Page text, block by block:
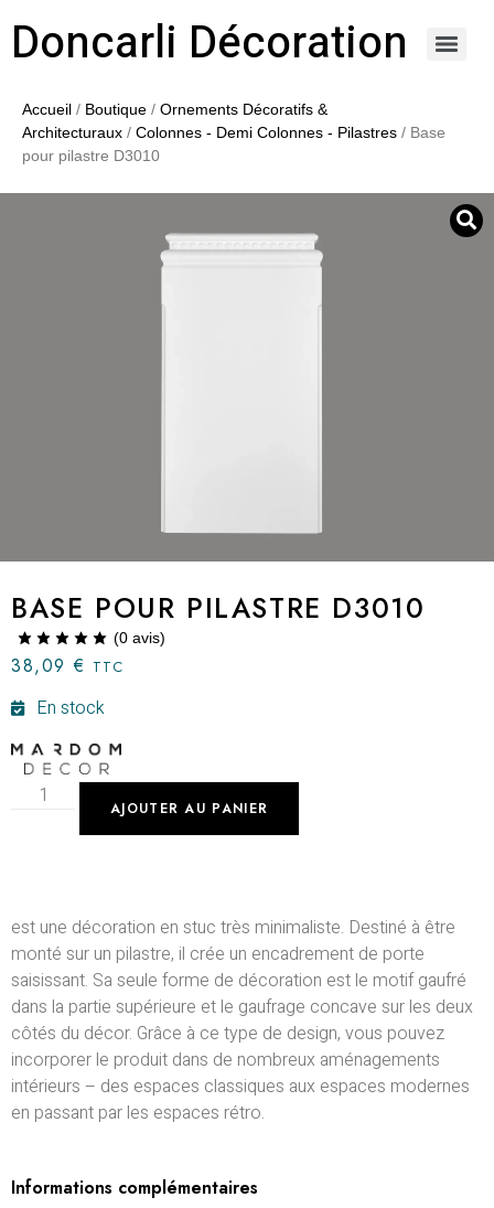
Doncarli Décoration
Accueil / Boutique / Ornements Décoratifs &
Architecturaux / Colonnes - Demi Colonnes - Pilastres / Base
pour pilastre D3010
BASE POUR PILASTRE D3010
(0 avis)
38,09€ TTC
En stock
AJOUTER AU PANIER
est une décoration en stuc très minimaliste. Destiné à être
monté sur un pilastre, il crée un encadrement de porte
saisissant. Sa seule forme de décoration est le motif gaufré
dans la partie supérieure et le gaufrage concave sur les deux
côtés du décor. Grâce à ce type de design, vous pouvez
incorporer le produit dans de nombreux aménagements
intérieurs – des espaces classiques aux espaces modernes
en passant par les espaces rétro.
Informations complémentaires